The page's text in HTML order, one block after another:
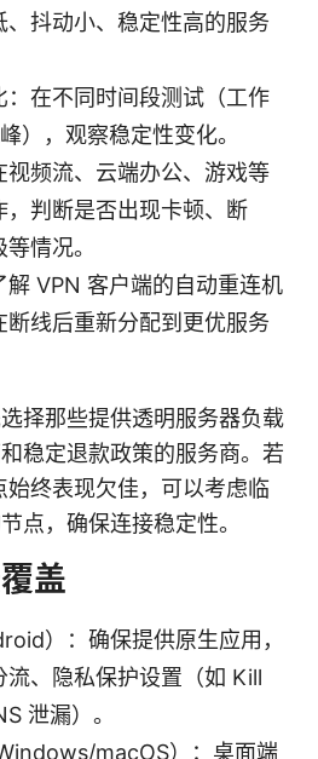
、抖动小、稳定性高的服务
：在不同时间段测试（工作
），观察稳定性变化。
视频流、云端办公、游戏等
，判断是否出现卡顿、断
情况。
解 VPN 客户端的自动重连机
线后重新分配到更优服务
择那些提供透明服务器负载
稳定退款政策的服务商。若
终表现欠佳，可以考虑临
点，确保连接稳定性。
盖
）：确保提供原生应用，
流、隐私保护设置（如 Kill
泄漏）。
macOS）：桌面端